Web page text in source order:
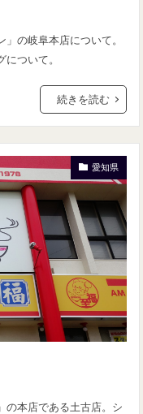
の岐阜本店について。
ついて。
続きを読む
愛知県
の本店である土古店。シ